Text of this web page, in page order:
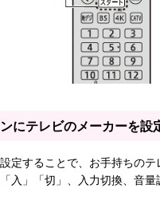
にテレビのメーカーを設
定することで、お手持ちのテ
入」「切」、入力切換、音量